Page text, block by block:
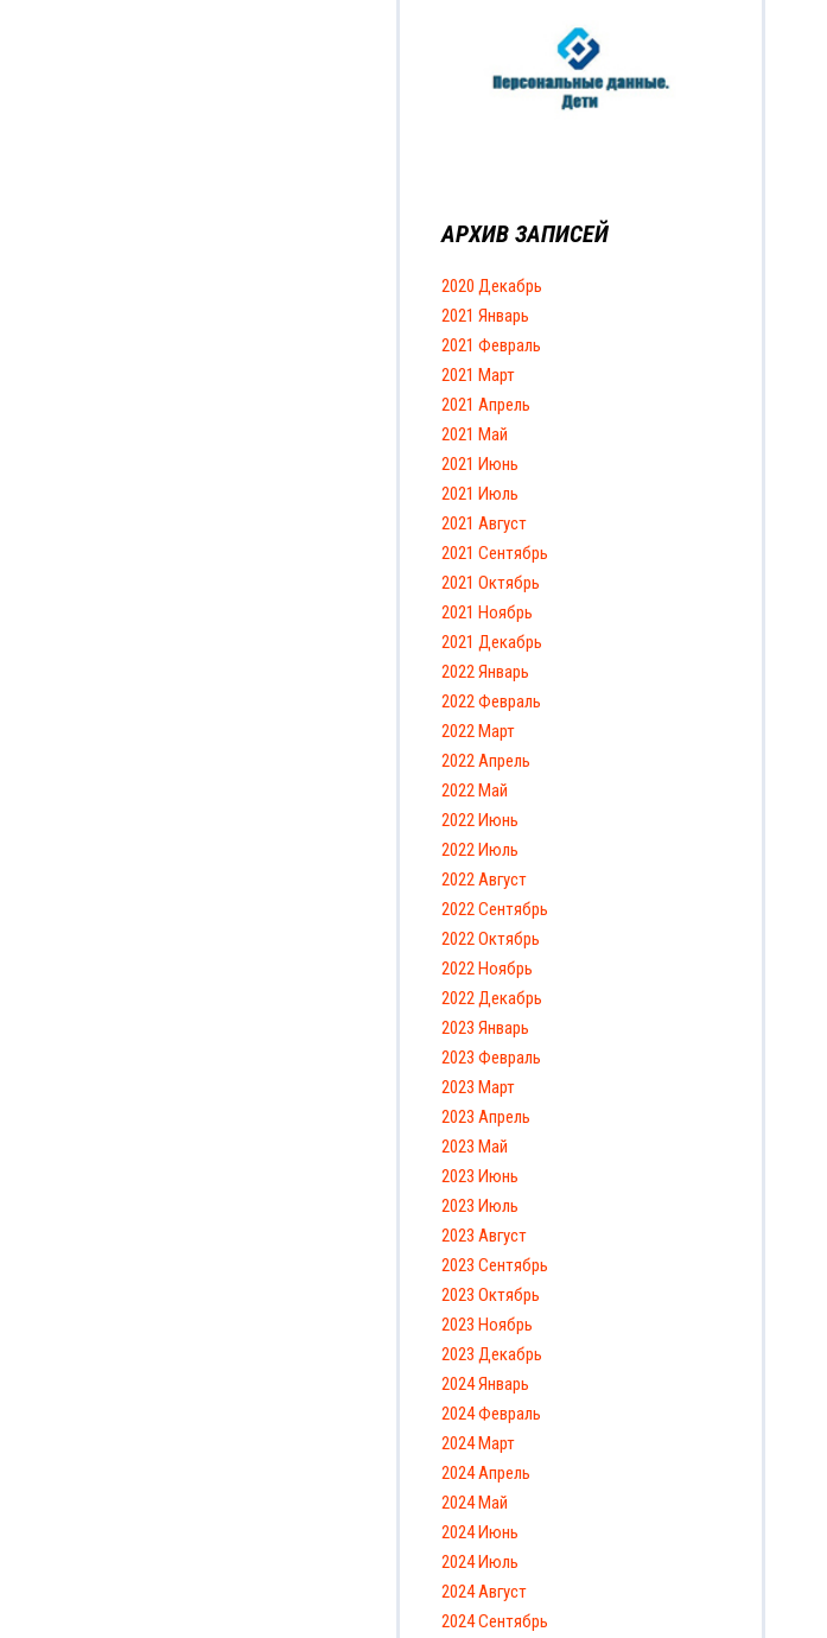
АРХИВ ЗАПИСЕЙ
2020 Декабрь
2021 Январь
2021 Февраль
2021 Март
2021 Апрель
2021 Май
2021 Июнь
2021 Июль
2021 Август
2021 Сентябрь
2021 Октябрь
2021 Ноябрь
2021 Декабрь
2022 Январь
2022 Февраль
2022 Март
2022 Апрель
2022 Май
2022 Июнь
2022 Июль
2022 Август
2022 Сентябрь
2022 Октябрь
2022 Ноябрь
2022 Декабрь
2023 Январь
2023 Февраль
2023 Март
2023 Апрель
2023 Май
2023 Июнь
2023 Июль
2023 Август
2023 Сентябрь
2023 Октябрь
2023 Ноябрь
2023 Декабрь
2024 Январь
2024 Февраль
2024 Март
2024 Апрель
2024 Май
2024 Июнь
2024 Июль
2024 Август
2024 Сентябрь